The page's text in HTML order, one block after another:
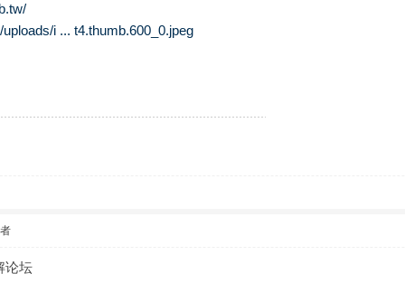
i ... t4.thumb.600_0.jpeg
论坛